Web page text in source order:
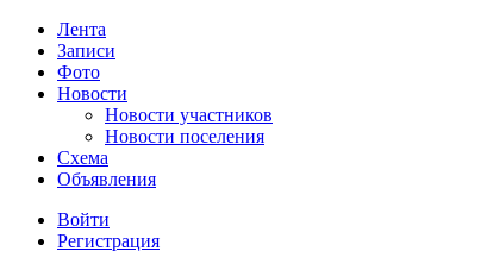
Лента
Записи
Фото
Новости
Новости участников
Новости поселения
Схема
Объявления
Войти
Регистрация